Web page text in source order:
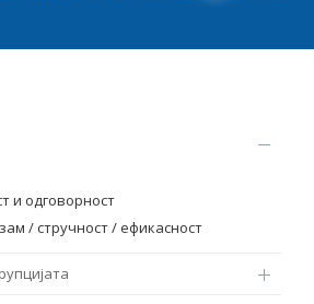
и одговорност
/ стручност / ефикасност